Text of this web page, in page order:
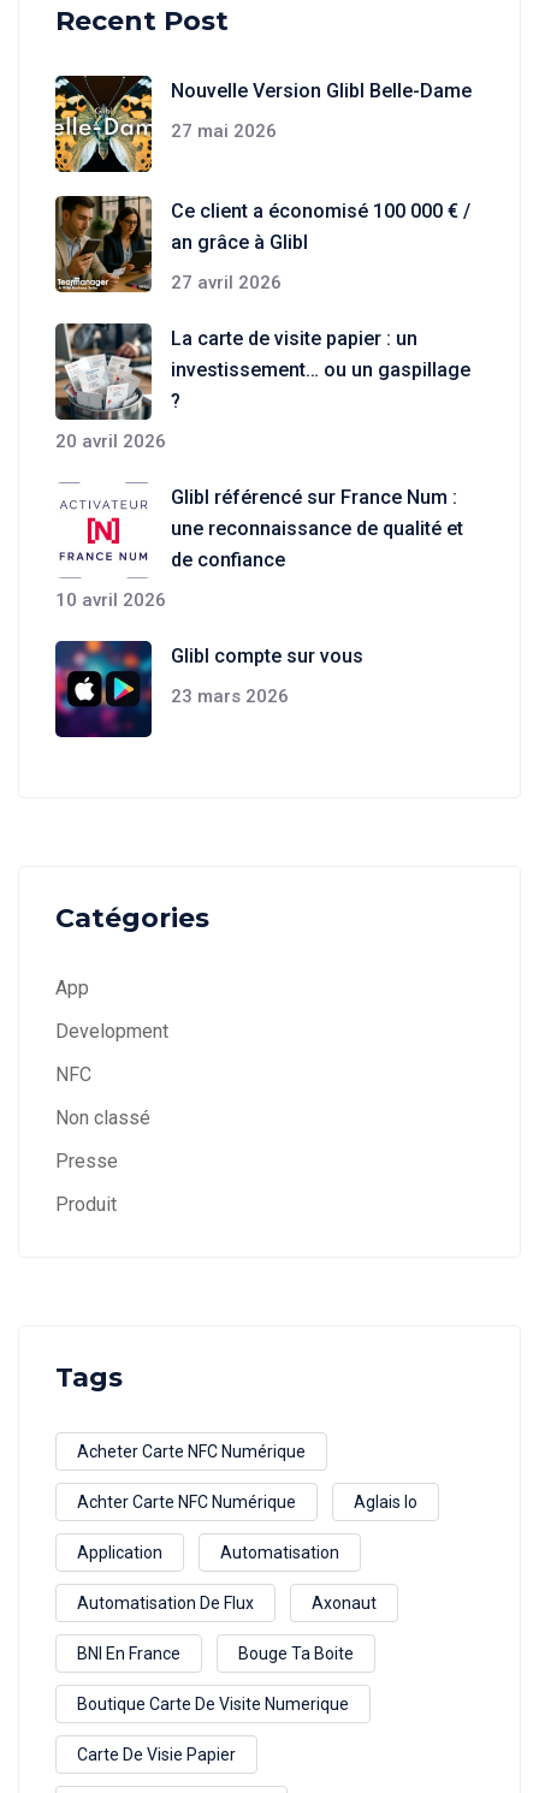
Recent Post
Nouvelle Version Glibl Belle-Dame
27 mai 2026
Ce client a économisé 100 000 € /
an grâce à Glibl
27 avril 2026
La carte de visite papier : un
investissement… ou un gaspillage
?
20 avril 2026
Glibl référencé sur France Num :
une reconnaissance de qualité et
de confiance
10 avril 2026
Glibl compte sur vous
23 mars 2026
Catégories
App
Development
NFC
Non classé
Presse
Produit
Tags
Acheter Carte NFC Numérique
Achter Carte NFC Numérique Aglais Io
Application Automatisation
Automatisation De Flux Axonaut
BNI En France Bouge Ta Boite
Boutique Carte De Visite Numerique
Carte De Visie Papier